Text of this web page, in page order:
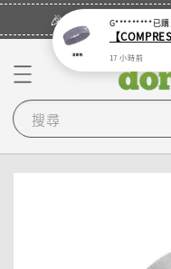
🎉登入會員・領取
搜尋
G*********已
17 小時前